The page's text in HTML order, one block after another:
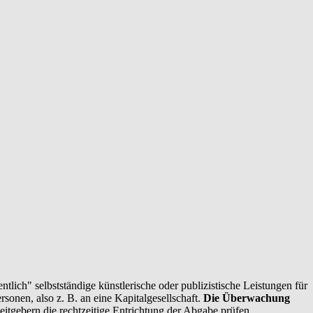
selbstständige künstlerische oder publizistische Leistungen für
also z. B. an eine Kapitalgesellschaft. Die Überwachung
die rechtzeitige Entrichtung der Abgabe prüfen.